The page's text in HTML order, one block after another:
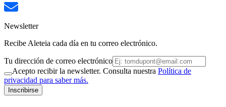
Newsletter
Recibe Aleteia cada día en tu correo electrónico.
Tu dirección de correo electrónico
Acepto recibir la newsletter. Consulta nuestra Política de
privacidad para saber más.
Inscribirse